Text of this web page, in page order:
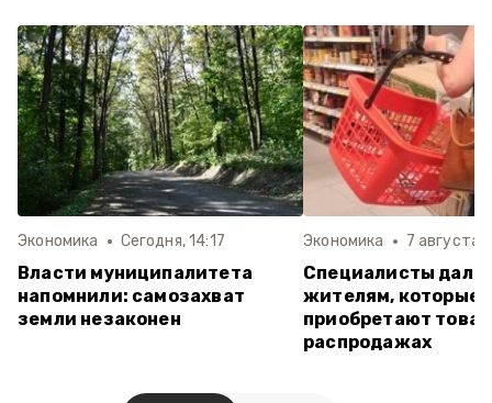
Экономика Сегодня, 14:17
Власти муниципалитета
напомнили: самозахват
земли незаконен
Экономика 7 августа ,
Специалисты дали
жителям, которые
приобретают
распродажах